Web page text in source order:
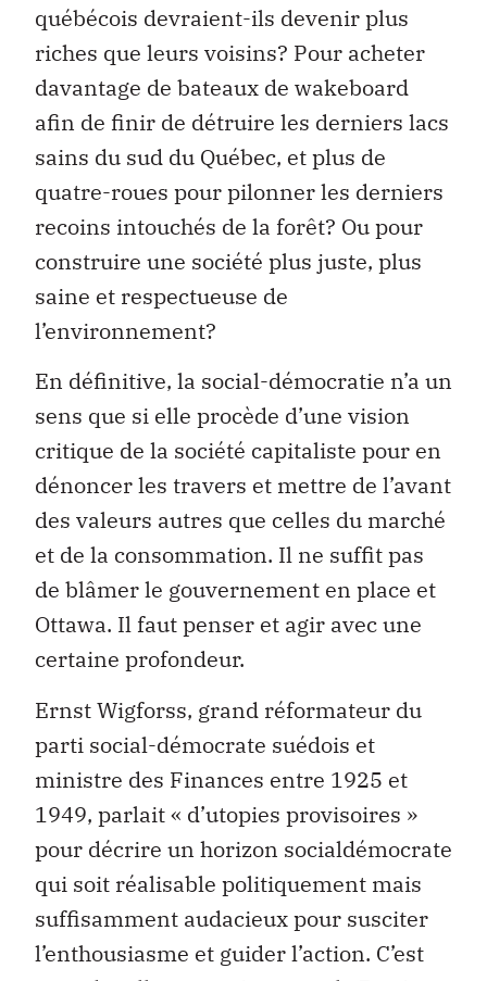
québécois devraient-ils devenir plus
riches que leurs voisins? Pour acheter
davantage de bateaux de wakeboard
afin de finir de détruire les derniers lacs
sains du sud du Québec, et plus de
quatre-roues pour pilonner les derniers
recoins intouchés de la forêt? Ou pour
construire une société plus juste, plus
saine et respectueuse de
l’environnement?
En définitive, la social-démocratie n’a un
sens que si elle procède d’une vision
critique de la société capitaliste pour en
dénoncer les travers et mettre de l’avant
des valeurs autres que celles du marché
et de la consommation. Il ne suffit pas
de blâmer le gouvernement en place et
Ottawa. Il faut penser et agir avec une
certaine profondeur.
Ernst Wigforss, grand réformateur du
parti social-démocrate suédois et
ministre des Finances entre 1925 et
1949, parlait « d’utopies provisoires »
pour décrire un horizon socialdémocrate
qui soit réalisable politiquement mais
suffisamment audacieux pour susciter
l’enthousiasme et guider l’action. C’est